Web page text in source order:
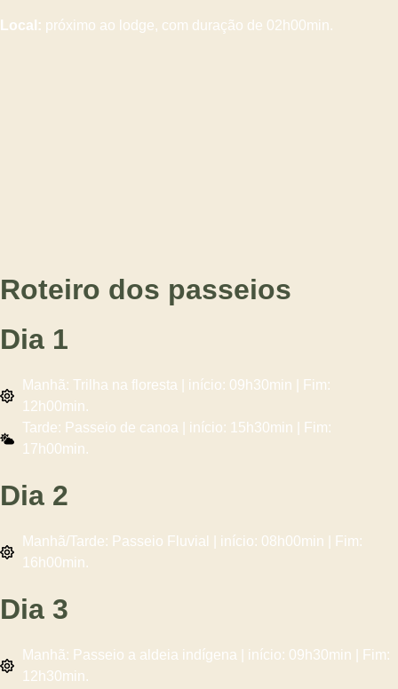
Local: próximo ao lodge, com duração de 02h00min.
Roteiro dos passeios
Dia 1
Manhã: Trilha na floresta | início: 09h30min | Fim:
12h00min.
Tarde: Passeio de canoa | início: 15h30min | Fim:
17h00min.
Dia 2
Manhã/Tarde: Passeio Fluvial | início: 08h00min | Fim:
16h00min.
Dia 3
Manhã: Passeio a aldeia indígena | início: 09h30min | Fim:
12h30min.